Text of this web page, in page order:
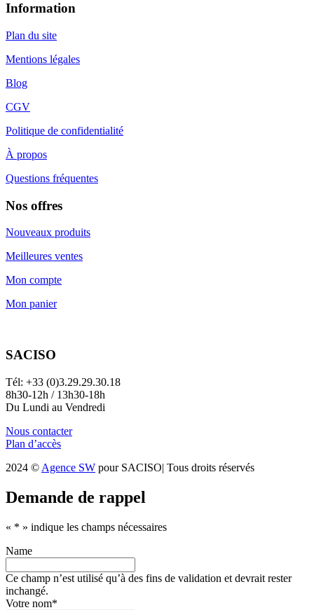
Information
Plan du site
Mentions légales
Blog
CGV
Politique de confidentialité
À propos
Questions fréquentes
Nos offres
Nouveaux produits
Meilleures ventes
Mon compte
Mon panier
SACISO
Tél: +33 (0)3.29.29.30.18
8h30-12h / 13h30-18h
Du Lundi au Vendredi
Nous contacter
Plan d’accès
2024 © Agence SW pour SACISO| Tous droits réservés
Demande de rappel
« * » indique les champs nécessaires
Name
Ce champ n’est utilisé qu’à des fins de validation et devrait rester
inchangé.
Votre nom*